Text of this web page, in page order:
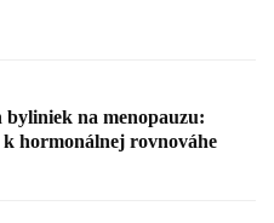
byliniek na menopauzu:
hormonálnej rovnováhe